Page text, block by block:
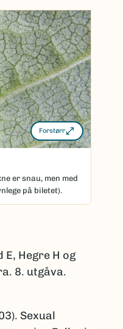
Forstørr
er snau, men med
på biletet).
E, Hegre H og
8. utgåva.
Sexual